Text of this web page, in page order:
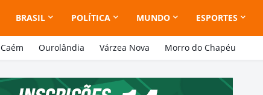
BRASIL POLÍTICA MUNDO ESPORTES
Caém Ourolândia Várzea Nova Morro do Chapéu